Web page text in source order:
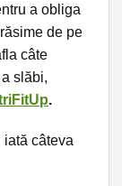
a obliga
de pe
câte
slăbi,
.
iată câteva